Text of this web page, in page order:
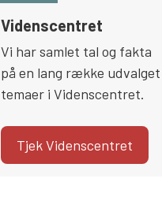
Videnscentret
Vi har samlet tal og fakta
på en lang række udvalget
temaer i Videnscentret.
Tjek Videnscentret